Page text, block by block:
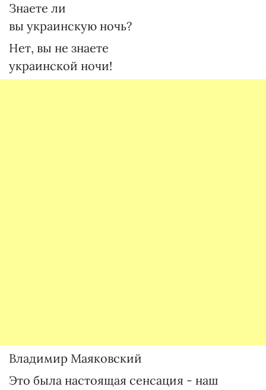
Знаете ли
вы украинскую ночь?
Нет, вы не знаете
украинской ночи!
Владимир Маяковский
Это была настоящая сенсация - наш